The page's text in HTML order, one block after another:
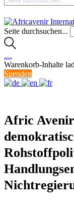
Seite durchsuchen...
…
Warenkorb-Inhalte
Spenden
Afric